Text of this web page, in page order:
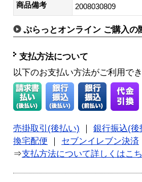
商品備考
2008030809
ぷらっとオンライン ご購入の
支払方法について
以下のお支払い方法がご利用で
売掛取引(後払い)
銀行振込(後
換宅配便
セブンイレブン決済
⇒支払方法について詳しくはこ